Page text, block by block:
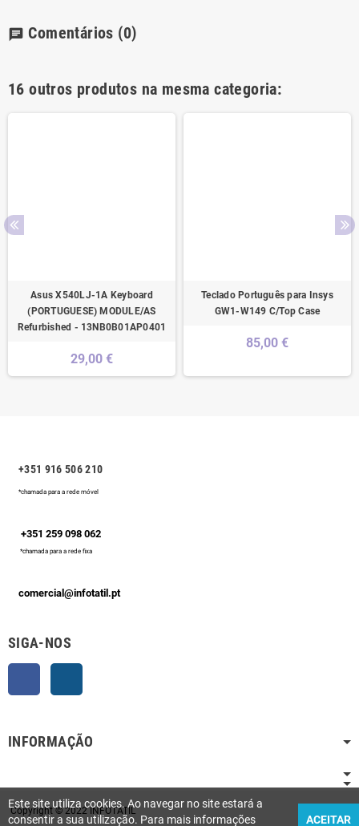
chat Comentários (0)
16 outros produtos na mesma categoria:
Asus X540LJ-1A Keyboard
(PORTUGUESE) MODULE/AS
Refurbished - 13NB0B01AP0401
29,00 €
Teclado Português para Insys
GW1-W149 C/Top Case
85,00 €
+351 916 506 210
*chamada para a rede móvel
+351 259 098 062
*chamada para a rede fixa
comercial@infotatil.pt
SIGA-NOS
INFORMAÇÃO
Copyright © 2022 INFOTATIL
Este site utiliza cookies. Ao navegar no site estará a
consentir a sua utilização. Para mais informações
ACEITAR